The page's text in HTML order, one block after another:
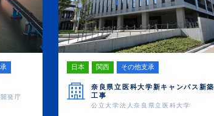
発庁
日本 関西 その他支承
奈良県立医科大学新キャンパス新築
工事
公立大学法人奈良県立医科大学